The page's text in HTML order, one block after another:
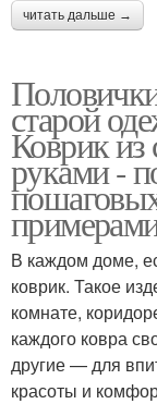
читать дальше →
старой
Коврик
руками -
В каждом доме,
коврик. Такое
комнате,
каждого ковра
другие — для
красоты и